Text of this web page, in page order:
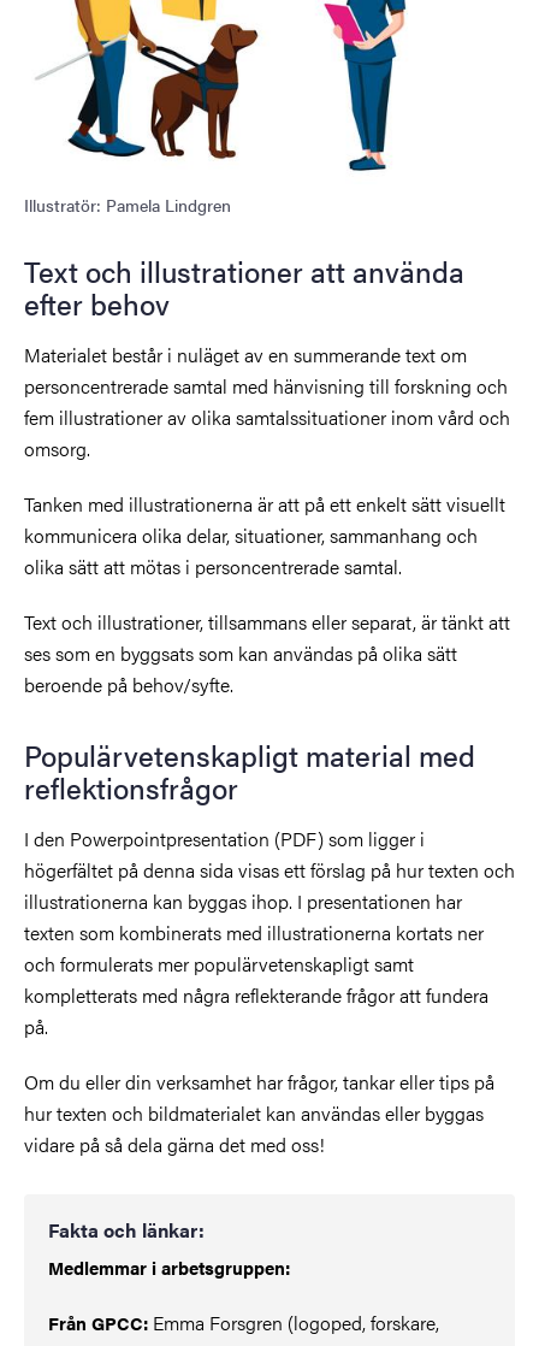
Illustratör: Pamela Lindgren
Text och illustrationer att använda
efter behov
Materialet består i nuläget av en summerande text om
personcentrerade samtal med hänvisning till forskning och
fem illustrationer av olika samtalssituationer inom vård och
omsorg.
Tanken med illustrationerna är att på ett enkelt sätt visuellt
kommunicera olika delar, situationer, sammanhang och
olika sätt att mötas i personcentrerade samtal.
Text och illustrationer, tillsammans eller separat, är tänkt att
ses som en byggsats som kan användas på olika sätt
beroende på behov/syfte.
Populärvetenskapligt material med
reflektionsfrågor
I den Powerpointpresentation (PDF) som ligger i
högerfältet på denna sida visas ett förslag på hur texten och
illustrationerna kan byggas ihop. I presentationen har
texten som kombinerats med illustrationerna kortats ner
och formulerats mer populärvetenskapligt samt
kompletterats med några reflekterande frågor att fundera
på.
Om du eller din verksamhet har frågor, tankar eller tips på
hur texten och bildmaterialet kan användas eller byggas
vidare på så dela gärna det med oss!
Fakta och länkar:
Medlemmar i arbetsgruppen:
Från GPCC: Emma Forsgren (logoped, forskare,